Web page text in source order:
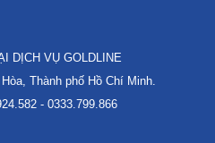
DỊCH VỤ GOLDLINE
Thành phố Hồ Chí Minh.
- 0333.799.866